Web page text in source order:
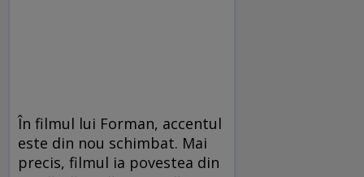
În filmul lui Forman, accentul
este din nou schimbat. Mai
precis, filmul ia povestea din